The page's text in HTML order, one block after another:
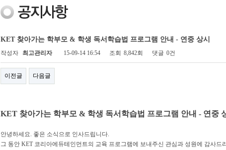
KET 찾아가는 학부모 & 학생 독서학습법 프로그램 안내 - 연중 상시
작성자 최고관리자 15-09-14 16:54 조회 8,842회 댓글 0건
이전글 다음글
KET 찾아가는 학부모 & 학생 독서학습법 프로그램 안내 - 연중
안녕하세요. 좋은 소식으로 인사드립니다.
그 동안 KET 코리아에듀테인먼트의 교육 프로그램에 보내주신 관심과 성원에 감사드